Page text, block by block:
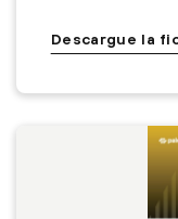
Descargue la